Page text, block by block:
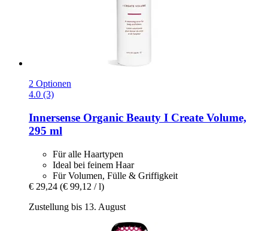
2 Optionen
4.0 (3)
Innersense Organic Beauty I Create Volume,
295 ml
Für alle Haartypen
Ideal bei feinem Haar
Für Volumen, Fülle & Griffigkeit
€ 29,24 (€ 99,12 / l)
Zustellung bis 13. August